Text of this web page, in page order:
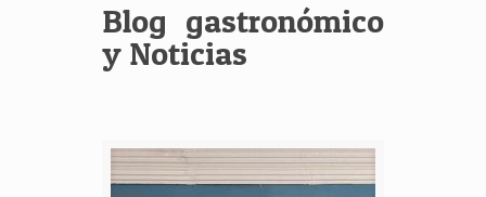
Blog gastronómico
y Noticias